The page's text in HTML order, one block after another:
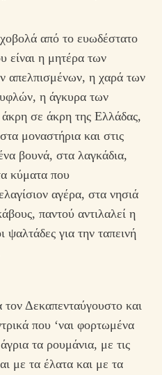
από το ευωδέστατο
είναι η μητέρα των
απελπισμένων, η χαρά των
η άγκυρα των
σε άκρη της Ελλάδας,
μοναστήρια και στις
βουνά, στα λαγκάδια,
κύματα που
αγέρα, στα νησιά
παντού αντιλαλεί η
για την ταπεινή
Δεκαπενταύγουστο και
που ‘ναι φορτωμένα
τα ρουμάνια, με τις
με τα έλατα και με τα